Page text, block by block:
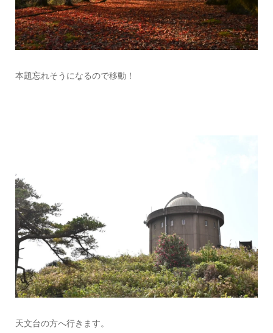
本題忘れそうになるので移動！
天文台の方へ行きます。